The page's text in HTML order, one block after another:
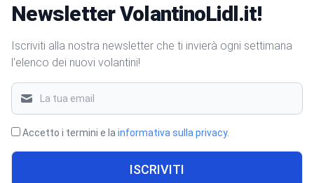
Newsletter VolantinoLidl.it!
Iscriviti alla nostra newsletter che ti invierà ogni settimana
l'elenco dei nuovi volantini!
Accetto i termini e la informativa sulla privacy.
ISCRIVITI